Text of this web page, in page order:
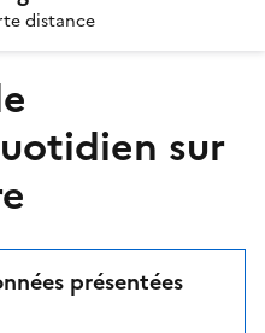
distance
sur
présentées